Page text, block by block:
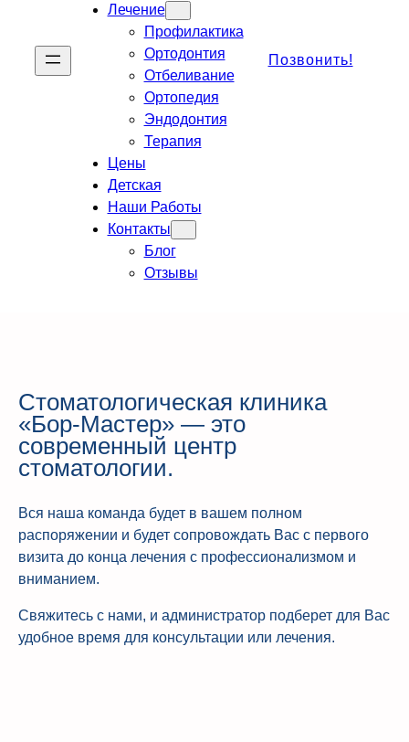
Лечение
Профилактика
Ортодонтия
Отбеливание
Ортопедия
Эндодонтия
Терапия
Цены
Детская
Наши Работы
Контакты
Блог
Отзывы
Позвонить!
Стоматологическая клиника
«Бор-Мастер» — это
современный центр
стоматологии.
Вся наша команда будет в вашем полном
распоряжении и будет сопровождать Вас с первого
визита до конца лечения с профессионализмом и
вниманием.
Свяжитесь с нами, и администратор подберет для Вас
удобное время для консультации или лечения.